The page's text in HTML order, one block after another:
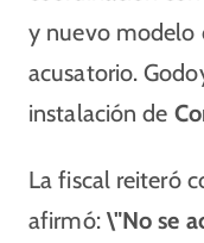
y nuevo modelo
acusatorio.
instalación de
La fiscal reiteró
afirmó: \"No se